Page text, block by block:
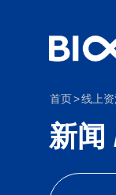
首页 线上
新闻